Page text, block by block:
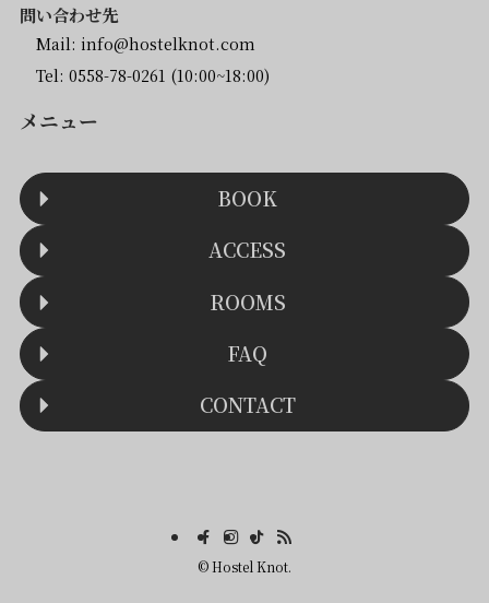
問い合わせ先
Mail: info@hostelknot.com
Tel: 0558-78-0261 (10:00~18:00)
メニュー
BOOK
ACCESS
ROOMS
FAQ
CONTACT
©Hostel Knot.